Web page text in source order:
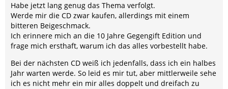
Habe jetzt lang genug das Thema verfolgt.
Werde mir die CD zwar kaufen, allerdings mit einem
bitteren Beigeschmack.
Ich erinnere mich an die 10 Jahre Gegengift Edition und
frage mich ersthaft, warum ich das alles vorbestellt habe.
Bei der nächsten CD weiß ich jedenfalls, dass ich ein halbes
Jahr warten werde. So leid es mir tut, aber mittlerweile sehe
ich es nicht mehr ein mir alles doppelt und dreifach zu